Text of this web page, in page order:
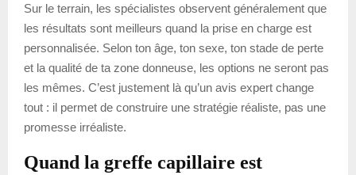
Sur le terrain, les spécialistes observent généralement que
les résultats sont meilleurs quand la prise en charge est
personnalisée. Selon ton âge, ton sexe, ton stade de perte
et la qualité de ta zone donneuse, les options ne seront pas
les mêmes. C’est justement là qu’un avis expert change
tout : il permet de construire une stratégie réaliste, pas une
promesse irréaliste.
Quand la greffe capillaire est